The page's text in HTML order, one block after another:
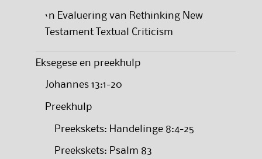
‘n Evaluering van Rethinking New
Testament Textual Criticism
Eksegese en preekhulp
Johannes 13:1-20
Preekhulp
Preekskets: Handelinge 8:4-25
Preekskets: Psalm 83